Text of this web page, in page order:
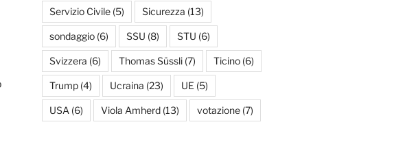
Servizio Civile(5) Sicurezza (13)
sondaggio(6) SSU (8) STU (6)
Svizzera (6) Thomas Süssli(7) Ticino(6)
Trump(4) Ucraina (23) UE (5)
USA (6) Viola Amherd(13) votazione(7)